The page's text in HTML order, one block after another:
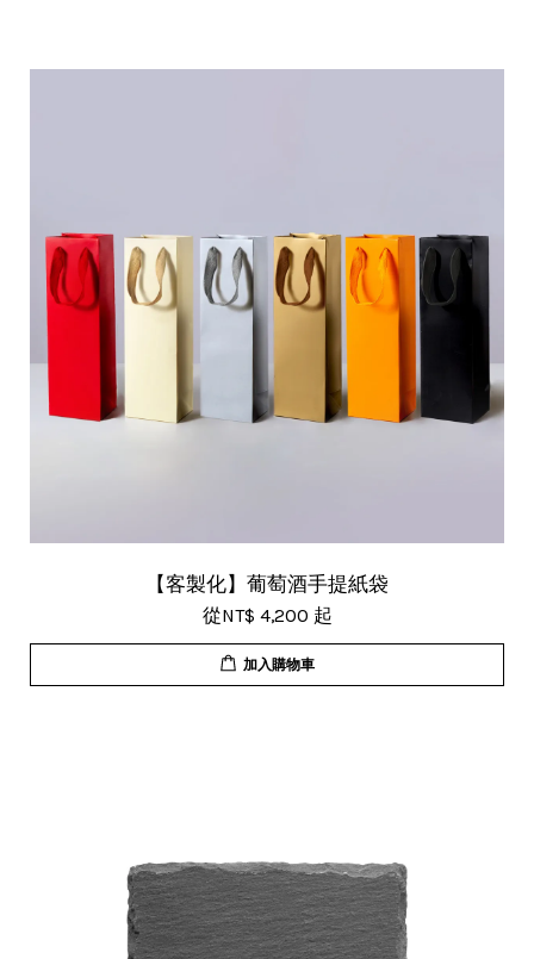
【客製化】葡萄酒手提紙袋
從NT$ 4,200 起
加入購物車